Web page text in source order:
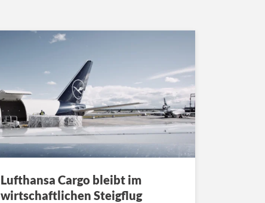
Lufthansa Cargo bleibt im
wirtschaftlichen Steigflug